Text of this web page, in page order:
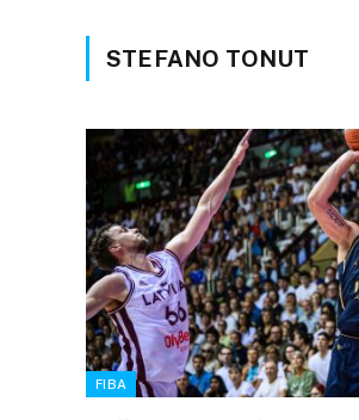
STEFANO TONUT
FIBA